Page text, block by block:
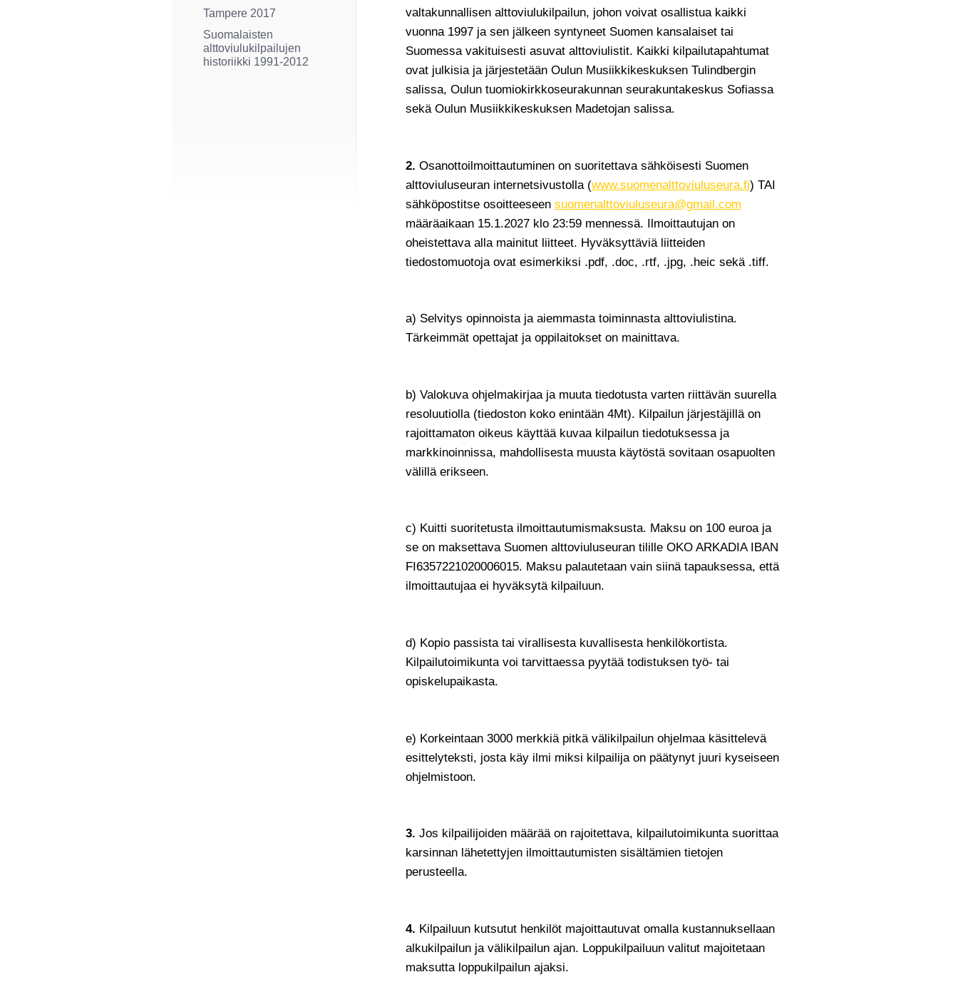
Tampere 2017
Suomalaisten
alttoviulukilpailujen
historiikki 1991-2012
valtakunnallisen alttoviulukilpailun, johon voivat osallistua kaikki
vuonna 1997 ja sen jälkeen syntyneet Suomen kansalaiset tai
Suomessa vakituisesti asuvat alttoviulistit. Kaikki kilpailutapahtumat
ovat julkisia ja järjestetään Oulun Musiikkikeskuksen Tulindbergin
salissa, Oulun tuomiokirkkoseurakunnan seurakuntakeskus Sofiassa
sekä Oulun Musiikkikeskuksen Madetojan salissa.
2. Osanottoilmoittautuminen on suoritettava sähköisesti Suomen
alttoviuluseuran internetsivustolla (www.suomenalttoviuluseura.fi) TAI
sähköpostitse osoitteeseen suomenalttoviuluseura@gmail.com
määräaikaan 15.1.2027 klo 23:59 mennessä. Ilmoittautujan on
oheistettava alla mainitut liitteet. Hyväksyttäviä liitteiden
tiedostomuotoja ovat esimerkiksi .pdf, .doc, .rtf, .jpg, .heic sekä .tiff.
a) Selvitys opinnoista ja aiemmasta toiminnasta alttoviulistina.
Tärkeimmät opettajat ja oppilaitokset on mainittava.
b) Valokuva ohjelmakirjaa ja muuta tiedotusta varten riittävän suurella
resoluutiolla (tiedoston koko enintään 4Mt). Kilpailun järjestäjillä on
rajoittamaton oikeus käyttää kuvaa kilpailun tiedotuksessa ja
markkinoinnissa, mahdollisesta muusta käytöstä sovitaan osapuolten
välillä erikseen.
c) Kuitti suoritetusta ilmoittautumismaksusta. Maksu on 100 euroa ja
se on maksettava Suomen alttoviuluseuran tilille OKO ARKADIA IBAN
FI6357221020006015. Maksu palautetaan vain siinä tapauksessa, että
ilmoittautujaa ei hyväksytä kilpailuun.
d) Kopio passista tai virallisesta kuvallisesta henkilökortista.
Kilpailutoimikunta voi tarvittaessa pyytää todistuksen työ- tai
opiskelupaikasta.
e) Korkeintaan 3000 merkkiä pitkä välikilpailun ohjelmaa käsittelevä
esittelyteksti, josta käy ilmi miksi kilpailija on päätynyt juuri kyseiseen
ohjelmistoon.
3. Jos kilpailijoiden määrää on rajoitettava, kilpailutoimikunta suorittaa
karsinnan lähetettyjen ilmoittautumisten sisältämien tietojen
perusteella.
4. Kilpailuun kutsutut henkilöt majoittautuvat omalla kustannuksellaan
alkukilpailun ja välikilpailun ajan. Loppukilpailuun valitut majoitetaan
maksutta loppukilpailun ajaksi.